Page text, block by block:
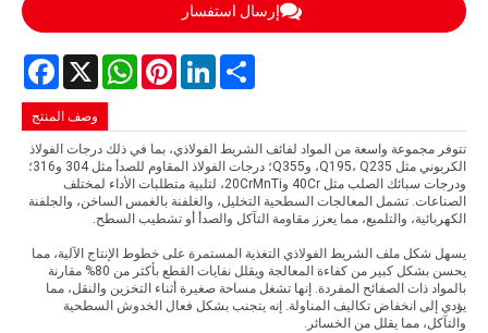
إرسال استفسار
Facebook X
WhatsAppPinterestLinkedIn Share
وصف المنتج
تتوفر مجموعة واسعة من المواد لفائف الشريط الفولاذي، بما في ذلك درجات الفولاذ
الكربوني مثل Q195، Q235، وQ355؛ درجات الفولاذ المقاوم للصدأ مثل 304 و316؛
ودرجات سبائك الصلب مثل 40Cr و20CrMnTi، لتلبية متطلبات الأداء لمختلف
الصناعات. تشمل المعالجات السطحية التخليل، والغلفنة بالغمس الساخن، والجلفنة
الكهربائية، والتلميع، مما يعزز مقاومة التآكل والصدأ أو تشطيب السطح.
يسهل شكل ملف الشريط الفولاذي التغذية المستمرة على خطوط الإنتاج الآلية، مما
يحسن بشكل كبير من كفاءة المعالجة ويقلل نفايات القطع بأكثر من 80% مقارنة
بالمواد ذات الصفائح المفردة. إنها تشغل مساحة صغيرة أثناء التخزين والنقل، مما
يؤدي إلى انخفاض تكاليف المناولة. إنه يتجنب بشكل فعال الخدوش السطحية
والتآكل، مما يقلل من الخسائر.